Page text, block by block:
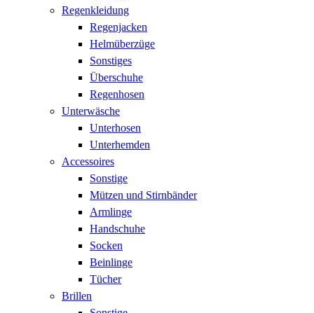
Regenkleidung
Regenjacken
Helmüberzüge
Sonstiges
Überschuhe
Regenhosen
Unterwäsche
Unterhosen
Unterhemden
Accessoires
Sonstige
Mützen und Stirnbänder
Armlinge
Handschuhe
Socken
Beinlinge
Tücher
Brillen